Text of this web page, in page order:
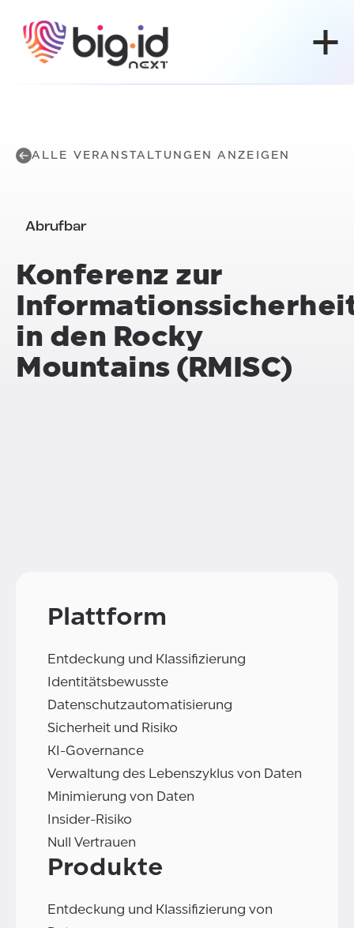
ALLE VERANSTALTUNGEN ANZEIGEN
Abrufbar
Konferenz zur
in den Rocky
Mountains(RMISC)
Plattform
Entdeckung und Klassifizierung
Identitätsbewusste
Datenschutzautomatisierung
Sicherheit und Risiko
KI-Governance
Verwaltung des Lebenszyklus von Daten
Minimierung von Daten
Insider-Risiko
Null Vertrauen
Produkte
Entdeckung und Klassifizierung von